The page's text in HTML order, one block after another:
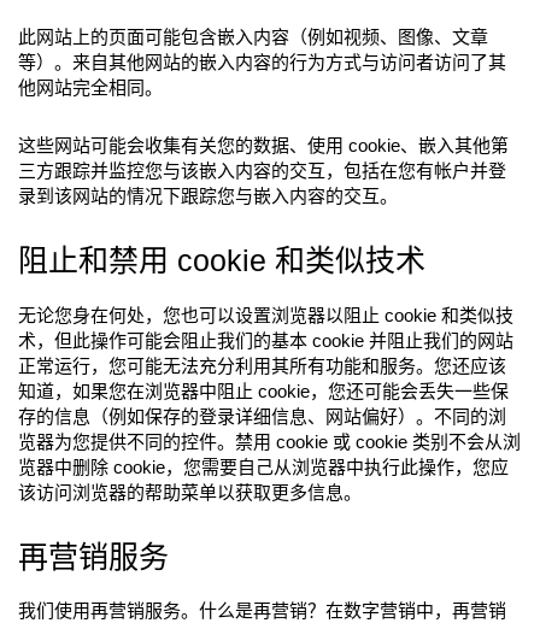
此网站上的页面可能包含嵌入内容（例如视频、图像、文章
等）。来自其他网站的嵌入内容的行为方式与访问者访问了其
他网站完全相同。
这些网站可能会收集有关您的数据、使用 cookie、嵌入其他第
三方跟踪并监控您与该嵌入内容的交互，包括在您有帐户并登
录到该网站的情况下跟踪您与嵌入内容的交互。
阻止和禁用 cookie 和类似技术
无论您身在何处，您也可以设置浏览器以阻止 cookie 和类似技
术，但此操作可能会阻止我们的基本 cookie 并阻止我们的网站
正常运行，您可能无法充分利用其所有功能和服务。您还应该
知道，如果您在浏览器中阻止 cookie，您还可能会丢失一些保
存的信息（例如保存的登录详细信息、网站偏好）。不同的浏
览器为您提供不同的控件。禁用 cookie 或 cookie 类别不会从浏
览器中删除 cookie，您需要自己从浏览器中执行此操作，您应
该访问浏览器的帮助菜单以获取更多信息。
再营销服务
我们使用再营销服务。什么是再营销？在数字营销中，再营销